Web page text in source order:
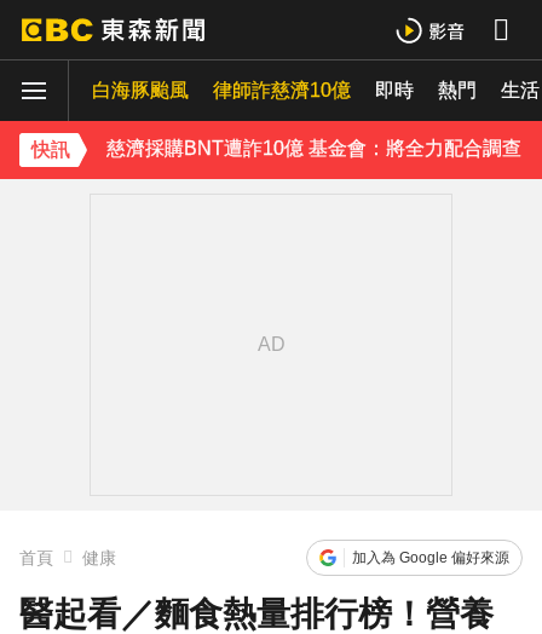
白海豚颱風 律師詐慈濟10億 即時 熱門 生活
快訊
今立秋拚轉運！命理師點名「6生肖」：把握黃金7天
慈濟採購BNT遭詐10億 基金會：將全力配合調查
首頁 健康 加入為 Google 偏好來源
醫起看／麵食熱量排行榜！營養